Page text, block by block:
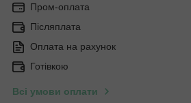
Пром-оплата
Післяплата
Оплата на рахунок
Готівкою
Всі умови оплати